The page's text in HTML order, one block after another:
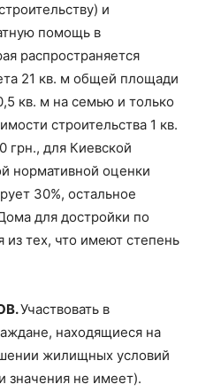
и
помощь в
распространяется
21 кв. м общей площади
кв. м на семью и только
строительства 1 кв.
грн., для Киевской
нормативной оценки
30%, остальное
для достройки по
из тех, что имеют степень
Участвовать в
находящиеся на
жилищных условий
значения не имеет).